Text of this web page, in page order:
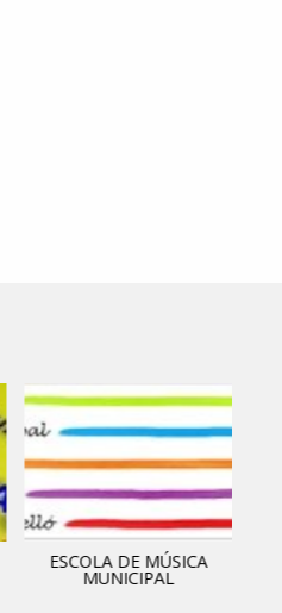
ESCOLA DE MÚSICA
MUNICIPAL